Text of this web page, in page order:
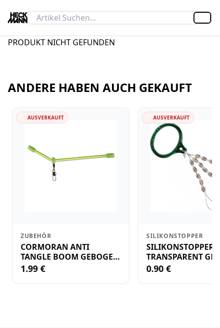
PRODUKT NICHT GEFUNDEN
ANDERE HABEN AUCH GEKAUFT
AUSVERKAUFT
ZUBEHÖR
CORMORAN ANTI
TANGLE BOOM GEBOGEN
12CM M.WIRBEL(PLASTIK)
1.99 €
AUSVERKAUFT
SILIKONSTOPPER
SILIKONSTOPPER
TRANSPARENT
KLEIN
0.90 €